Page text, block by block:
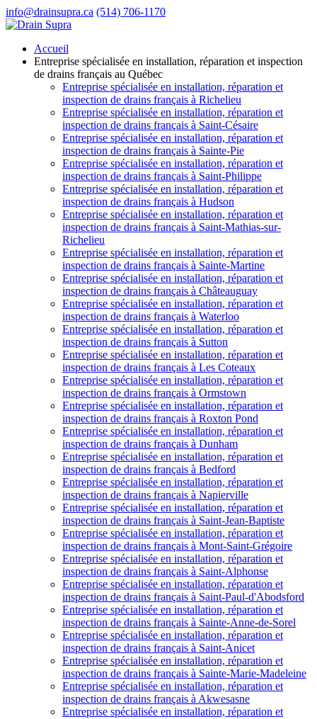
info@drainsupra.ca (514) 706-1170
Accueil
Entreprise spécialisée en installation, réparation et inspection
de drains français au Québec
Entreprise spécialisée en installation, réparation et
inspection de drains français à Richelieu
Entreprise spécialisée en installation, réparation et
inspection de drains français à Saint-Césaire
Entreprise spécialisée en installation, réparation et
inspection de drains français à Sainte-Pie
Entreprise spécialisée en installation, réparation et
inspection de drains français à Saint-Philippe
Entreprise spécialisée en installation, réparation et
inspection de drains français à Hudson
Entreprise spécialisée en installation, réparation et
inspection de drains français à Saint-Mathias-sur-
Richelieu
Entreprise spécialisée en installation, réparation et
inspection de drains français à Sainte-Martine
Entreprise spécialisée en installation, réparation et
inspection de drains français à Châteauguay
Entreprise spécialisée en installation, réparation et
inspection de drains français à Waterloo
Entreprise spécialisée en installation, réparation et
inspection de drains français à Sutton
Entreprise spécialisée en installation, réparation et
inspection de drains français à Les Coteaux
Entreprise spécialisée en installation, réparation et
inspection de drains français à Ormstown
Entreprise spécialisée en installation, réparation et
inspection de drains français à Roxton Pond
Entreprise spécialisée en installation, réparation et
inspection de drains français à Dunham
Entreprise spécialisée en installation, réparation et
inspection de drains français à Bedford
Entreprise spécialisée en installation, réparation et
inspection de drains français à Napierville
Entreprise spécialisée en installation, réparation et
inspection de drains français à Saint-Jean-Baptiste
Entreprise spécialisée en installation, réparation et
inspection de drains français à Mont-Saint-Grégoire
Entreprise spécialisée en installation, réparation et
inspection de drains français à Saint-Alphonse
Entreprise spécialisée en installation, réparation et
inspection de drains français à Saint-Paul-d'Abodsford
Entreprise spécialisée en installation, réparation et
inspection de drains français à Sainte-Anne-de-Sorel
Entreprise spécialisée en installation, réparation et
inspection de drains français à Saint-Anicet
Entreprise spécialisée en installation, réparation et
inspection de drains français à Sainte-Marie-Madeleine
Entreprise spécialisée en installation, réparation et
inspection de drains français à Akwesasne
Entreprise spécialisée en installation, réparation et